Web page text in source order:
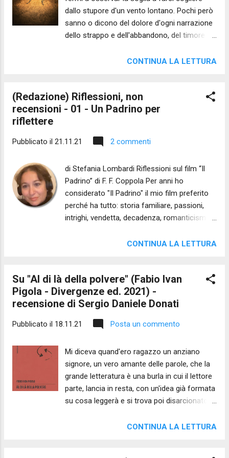
dallo stupore d'un vento lontano. Pochi però
sanno o dicono del dolore d'ogni narrazione
dello strappo e dell'abbandono, del timore
immaginare la possibilità di ritorno. Per
l'altrove si mescolino sulla mia fronte a
formare speranza
CONTINUA LA LETTURA
(Redazione) Riflessioni, non
recensioni - 01 - Un Padrino per
riflettere
Pubblicato il 21.11.21 2 commenti
di Stefania Lombardi Riflessioni sul film “Il
Padrino” di F. F. Coppola Per anni ho
considerato "Il Padrino" il mio film preferito
perché ha tutto: storia familiare, passioni,
intrighi, vendetta, decadenza, romanticismo,
sono film migliori, ovviamente, e ne conosco
non solo. Sto dando per scontato che lo
conosciamo tutti e per questo allego qui di
seguito alcune mie vecchie riflessioni al
appunto, riflessioni e non recensione. “Io
capolavoro della storia del cinema, meglio
conosciuto come “Il Padrino”. Ci troviamo
davanti a un film che è poesia pura, oltre che
film cult d’eccezione. “Il Padrino” non è solo
una storia di mafia; identificarlo in una delle
imperdonabile torto, non rendergli la dovuta
CONTINUA LA LETTURA
Su "Al di là della polvere" (Fabio Ivan
Pigola - Divergenze ed. 2021) -
recensione di Sergio Daniele Donati
Pubblicato il 18.11.21 Posta un commento
Mi diceva quand'ero ragazzo un anziano
signore, un vero amante delle parole, che la
grande letteratura è una burla in cui il lettore
parte, lancia in resta, con un'idea già formata
su cosa leggerà e si trova poi disarcionato
con la faccia nella polvere. «La letteratura,
CONTINUA LA LETTURA